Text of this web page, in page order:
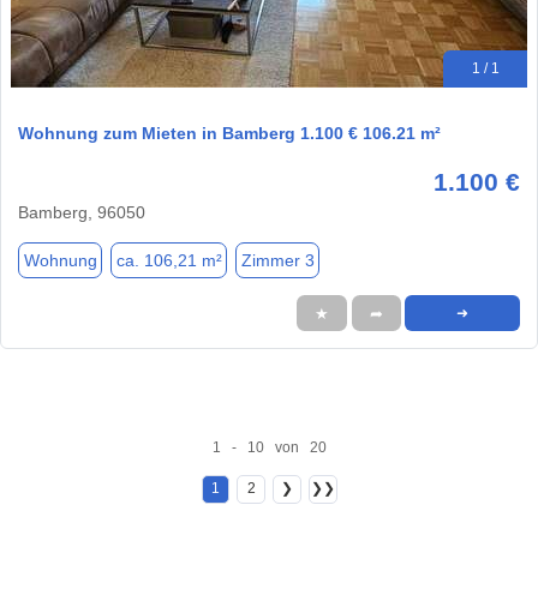
1 / 1
Wohnung zum Mieten in Bamberg 1.100 € 106.21 m²
1.100 €
Bamberg, 96050
Wohnung ca. 106,21 m² Zimmer 3
★ ➦ ➜
1 - 10 von 20
1 2 ❯ ❯❯